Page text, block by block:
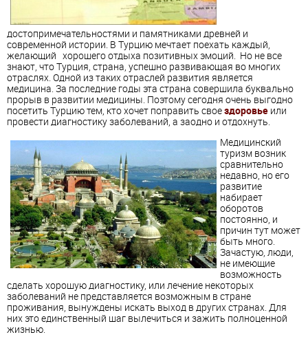
достопримечательностями и памятниками древней и
современной истории. В Турцию мечтает поехать каждый,
желающий хорошего отдыха позитивных эмоций. Но не все
знают, что Турция, страна, успешно развивающая во многих
отраслях. Одной из таких отраслей развития является
медицина. За последние годы эта страна совершила буквально
прорыв в развитии медицины. Поэтому сегодня очень выгодно
посетить Турцию тем, кто хочет поправить своездоровье или
провести диагностику заболеваний, а заодно и отдохнуть.
Медицинский
туризм возник
сравнительно
недавно, но его
развитие
набирает
оборотов
постоянно, и
причин тут может
быть много.
Зачастую, люди,
не имеющие
возможность
сделать хорошую диагностику, или лечение некоторых
заболеваний не представляется возможным в стране
проживания, вынуждены искать выход в других странах. Для
них это единственный шаг вылечиться и зажить полноценной
жизнью.